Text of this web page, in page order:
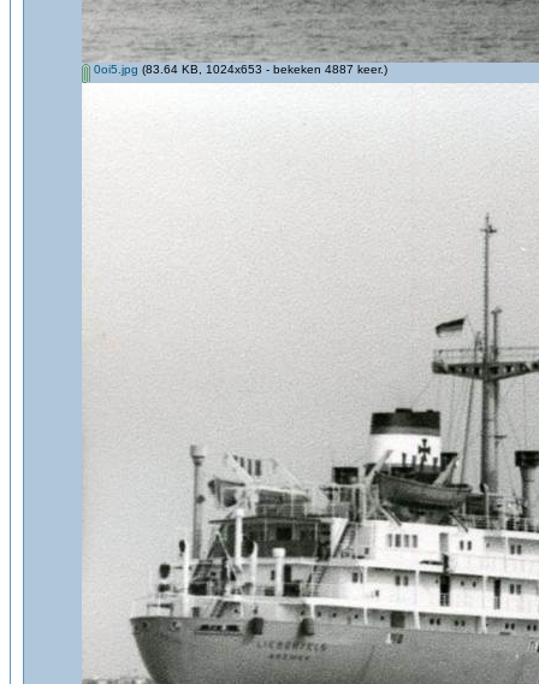
0oi5.jpg (83.64 KB, 1024x653 - bekeken 4887 keer.)